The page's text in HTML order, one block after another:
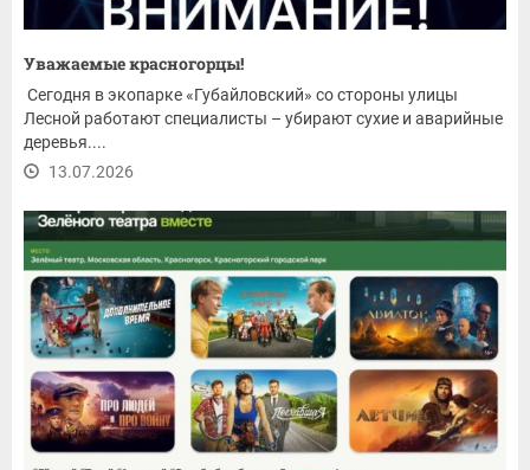
Уважаемые красногорцы!
Сегодня в экопарке «Губайловский» со стороны улицы
Лесной работают специалисты – убирают сухие и аварийные
деревья....
13.07.2026